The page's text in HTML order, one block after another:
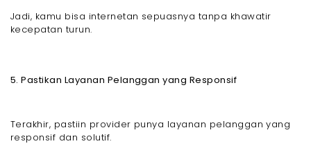
Jadi, kamu bisa internetan sepuasnya tanpa khawatir
kecepatan turun.
5. Pastikan Layanan Pelanggan yang Responsif
Terakhir, pastiin provider punya layanan pelanggan yang
responsif dan solutif.